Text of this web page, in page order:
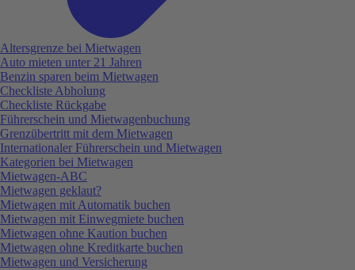
Altersgrenze bei Mietwagen
Auto mieten unter 21 Jahren
Benzin sparen beim Mietwagen
Checkliste Abholung
Checkliste Rückgabe
Führerschein und Mietwagenbuchung
Grenzübertritt mit dem Mietwagen
Internationaler Führerschein und Mietwagen
Kategorien bei Mietwagen
Mietwagen-ABC
Mietwagen geklaut?
Mietwagen mit Automatik buchen
Mietwagen mit Einwegmiete buchen
Mietwagen ohne Kaution buchen
Mietwagen ohne Kreditkarte buchen
Mietwagen und Versicherung